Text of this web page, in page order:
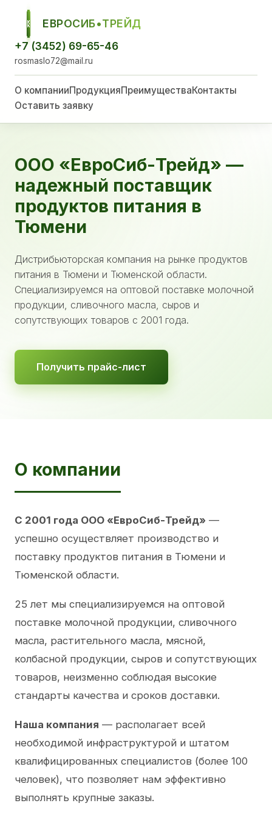
ЕСТ
ЕВРОСИБ•ТРЕЙД
+7 (3452) 69-65-46
rosmaslo72@mail.ru
О компанииПродукцияПреимуществаКонтакты
Оставить заявку
ООО «ЕвроСиб-Трейд» —
надежный поставщик
продуктов питания в
Тюмени
Дистрибьюторская компания на рынке продуктов
питания в Тюмени и Тюменской области.
Специализируемся на оптовой поставке молочной
продукции, сливочного масла, сыров и
сопутствующих товаров с 2001 года.
Получить прайс-лист
О компании
С 2001 года ООО «ЕвроСиб-Трейд» —
успешно осуществляет производство и
поставку продуктов питания в Тюмени и
Тюменской области.
25 лет мы специализируемся на оптовой
поставке молочной продукции, сливочного
масла, растительного масла, мясной,
колбасной продукции, сыров и сопутствующих
товаров, неизменно соблюдая высокие
стандарты качества и сроков доставки.
Наша компания — располагает всей
необходимой инфраструктурой и штатом
квалифицированных специалистов (более 100
человек), что позволяет нам эффективно
выполнять крупные заказы.